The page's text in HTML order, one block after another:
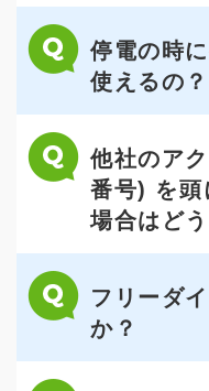
停電の時
使えるの？
他社のア
番号) を頭
場合はど
フリーダ
か？